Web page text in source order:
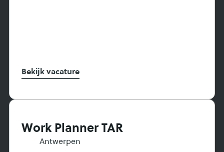
Bekijk vacature
Work Planner TAR
Antwerpen